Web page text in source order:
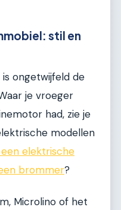
stil en
ongetwijfeld de
je vroeger
had, zie je
modellen
een elektrische
brommer?
Microlino of het